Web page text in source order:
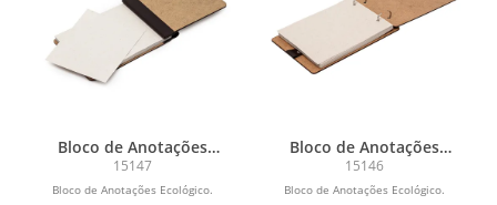
Bloco de Anotações
Ecológico
15147
Bloco de Anotações Ecológico.
Bloco de Anotações
Ecológico
15146
Bloco de Anotações Ecológico.